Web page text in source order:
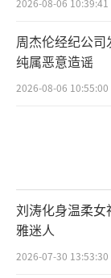
吧！”相信
众越发期待
暑期娱
公司、华夏
有限公司、
新疆博纳润
纳影业集团
2026-08-06 10:39:41
周杰伦经纪公司
纯属恶意造谣
2026-08-06 10:55:00
刘涛化身温柔
雅迷人
2026-07-30 13:53:30